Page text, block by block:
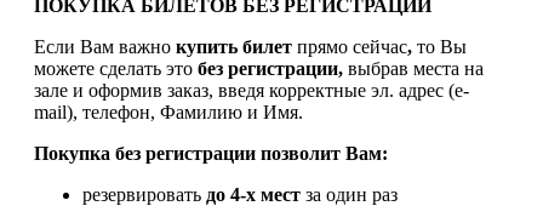
ПОКУПКА БИЛЕТОВ БЕЗ РЕГИСТРАЦИИ
Если Вам важно купить билет прямо сейчас, то Вы
можете сделать это без регистрации, выбрав места на
зале и оформив заказ, введя корректные эл. адрес (e-
mail), телефон, Фамилию и Имя.
Покупка без регистрации позволит Вам:
резервировать до 4-х мест за один раз